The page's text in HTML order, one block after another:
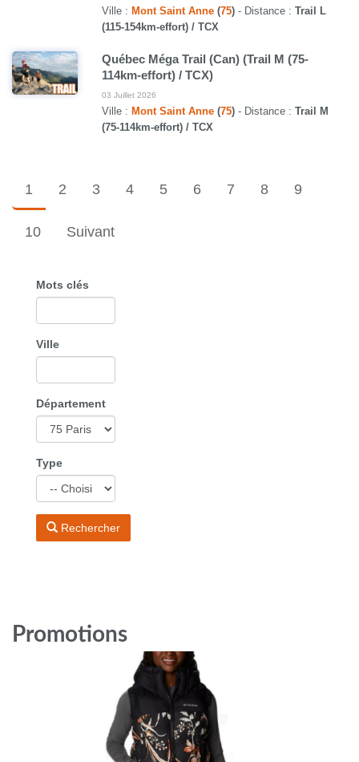
Ville : Mont Saint Anne (75) - Distance : Trail L
(115-154km-effort) / TCX
Québec Méga Trail (Can) (Trail M (75-
114km-effort) / TCX)
03 Juillet 2026
Ville : Mont Saint Anne (75) - Distance : Trail M
(75-114km-effort) / TCX
1 2 3 4 5 6 7 8 9
10 Suivant
Mots clés
Ville
Département
Type
Rechercher
Promotions